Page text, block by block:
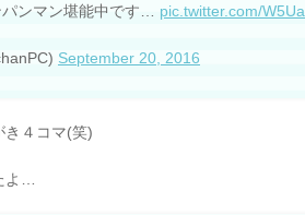
ンマン堪能中です… pic.twitter.com/
September 20, 2016
き４コマ(笑)
よ…